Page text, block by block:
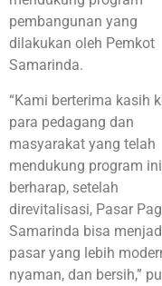
pembangunan yang
dilakukan oleh Pemkot
Samarinda.
“Kami berterima kasih
para pedagang dan
masyarakat yang telah
mendukung program
berharap, setelah
direvitalisasi, Pasar
Samarinda bisa
pasar yang lebih
nyaman, dan bersih,”